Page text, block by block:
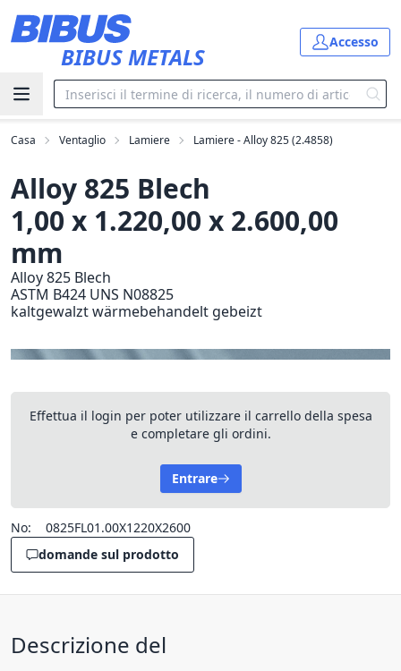
BIBUS METALS
Accesso
Casa Ventaglio Lamiere Lamiere - Alloy 825 (2.4858)
Alloy 825 Blech
1,00 x 1.220,00 x 2.600,00
mm
Alloy 825 Blech
ASTM B424 UNS N08825
kaltgewalzt wärmebehandelt gebeizt
Effettua il login per poter utilizzare il carrello della spesa
e completare gli ordini.
Entrare
No:
0825FL01.00X1220X2600
domande sul prodotto
Descrizione del